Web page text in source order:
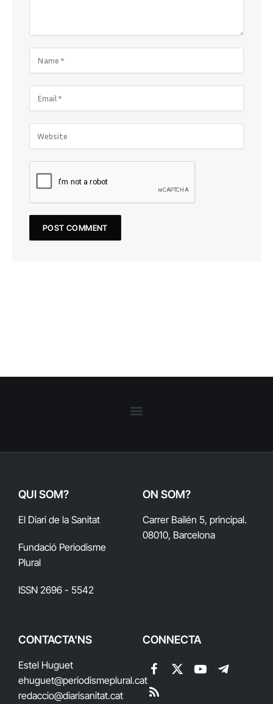
QUI SOM?
El Diari de la Sanitat
Fundació Periodisme
Plural
ISSN 2696 - 5542
ON SOM?
Carrer Bailén 5, principal.
08010, Barcelona
CONTACTA'NS
Estel Huguet
ehuguet@periodismeplural.cat
redaccio@diarisanitat.cat
CONNECTA
Facebook
X
YouTubeTelegram
RSS